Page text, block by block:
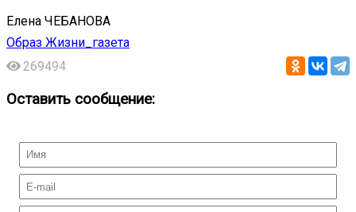
Елена ЧЕБАНОВА
Образ Жизни_газета
269494
Оставить сообщение: